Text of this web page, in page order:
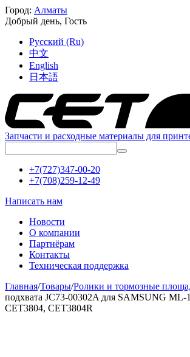
Город: Алматы
Добрый день, Гость
Русский (Ru)
中文
English
日本語
Запчасти и расходные материалы для
+7(727)347-00-20
+7(708)259-12-49
Написать нам
Новости
О компании
Партнёрам
Контакты
Техническая поддержка
Главная/Товары/Ролики и тормозные
подхвата JC73-00302A для SAMSUNG ML-
CET3804, CET3804R